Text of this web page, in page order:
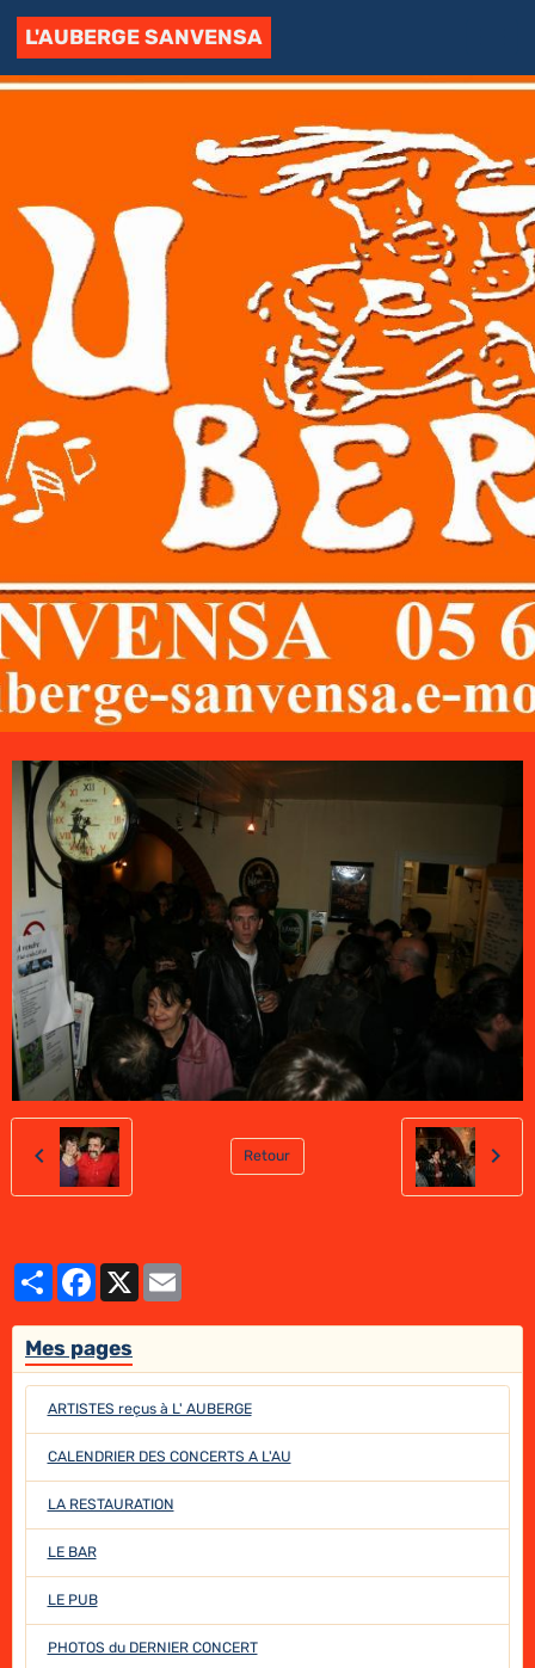
L'AUBERGE SANVENSA
Retour
PartagerFacebook
X
Mes pages
ARTISTES reçus à L' AUBERGE
CALENDRIER DES CONCERTS A L'AU
LA RESTAURATION
LE BAR
LE PUB
PHOTOS du DERNIER CONCERT